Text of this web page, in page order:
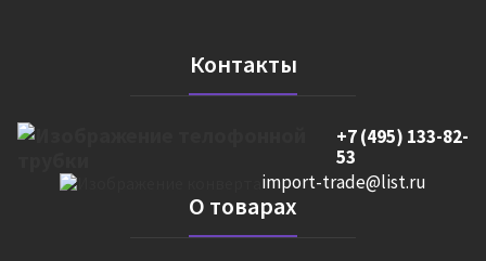
Контакты
+7 (495) 133-82-
53
import-trade@list.ru
О товарах